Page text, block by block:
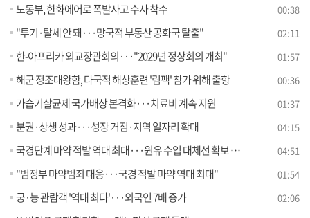
노동부, 한화에어로 폭발사고 수사 착수 00:38
"투기·탈세 안 돼···망국적 부동산 공화국 탈출" 02:11
한-아프리카 외교장관회의···"2029년 정상회의 개최" 01:57
해군 정조대왕함, 다국적 해상훈련 '림팩' 참가 위해 출항 00:36
가습기살균제 국가배상 본격화···치료비 계속 지원 01:37
분권·상생 성과···성장 거점·지역 일자리 확대 04:15
국경단계 마약 적발 역대 최대···원유 수입 대체선 확보 [뉴스의 맥] 04:51
"범정부 마약범죄 대응···국경 적발 마약 역대 최대" 01:54
궁·능 관람객 '역대 최다'···외국인 7배 증가 02:06